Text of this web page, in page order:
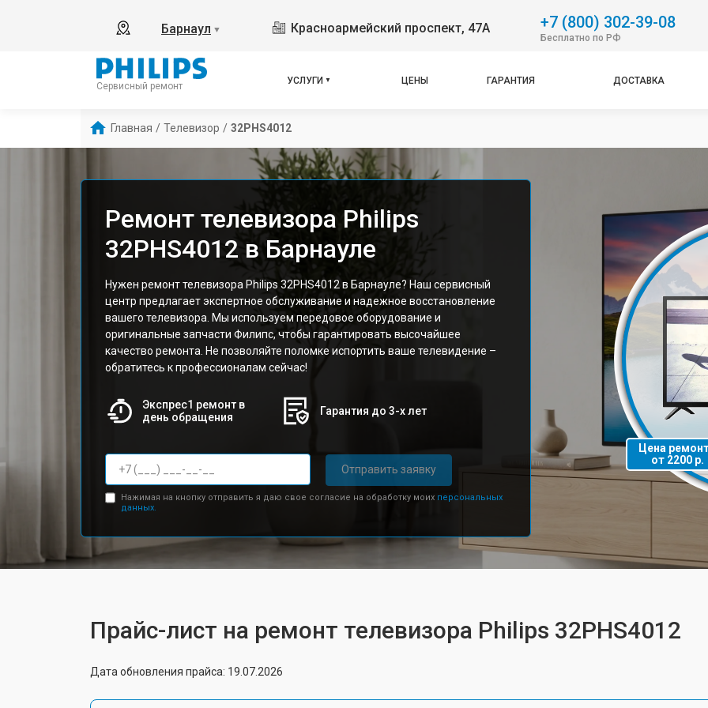
Барнаул ▼ Красноармейский проспект, 47А +7 (800) 302-39-08
Бесплатно по РФ
Сервисный ремонт
УСЛУГИ ЦЕНЫ ГАРАНТИЯ ДОСТАВКА
Главная / Телевизор / 32PHS4012
Ремонт телевизора Philips
32PHS4012 в Барнауле
Нужен ремонт телевизора Philips 32PHS4012 в Барнауле? Наш сервисный
центр предлагает экспертное обслуживание и надежное восстановление
вашего телевизора. Мы используем передовое оборудование и
оригинальные запчасти Филипс, чтобы гарантировать высочайшее
качество ремонта. Не позволяйте поломке испортить ваше телевидение –
обратитесь к профессионалам сейчас!
Экспрес1 ремонт в
день обращения
Гарантия до 3-х лет
Отправить заявку
Нажимая на кнопку отправить я даю свое согласие на обработку моих персональных
данных.
Цена
от 2200 р.
Прайс-лист на ремонт телевизора Philips 32PHS4012
Дата обновления прайса: 19.07.2026